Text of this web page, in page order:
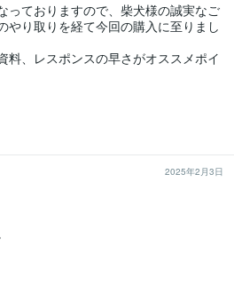
っておりますので、柴犬様の誠実なご
やり取りを経て今回の購入に至りまし
料、レスポンスの早さがオススメポイ
2025年2月3日